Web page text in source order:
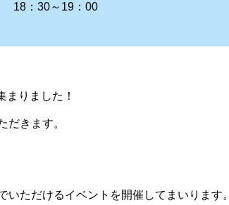
18：30～19：00
りました！
だきます。
ただけるイベントを開催してまいります。